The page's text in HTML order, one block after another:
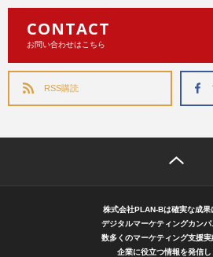
CONTACT
お問い合わせはこちら
RSS購読
株式会社PLAN-Bは確実な成果
デジタルマーケティングカンパ
数多くのマーケティング支援実
企業に役立つ情報を発信し